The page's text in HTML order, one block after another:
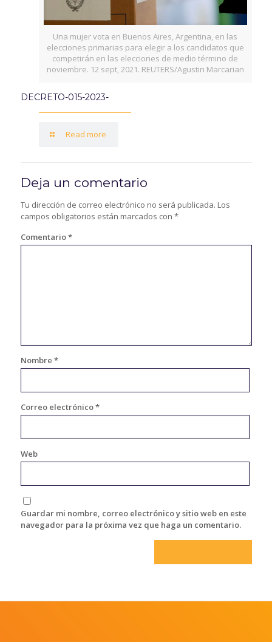
Una mujer vota en Buenos Aires, Argentina, en las
elecciones primarias para elegir a los candidatos que
competirán en las elecciones de medio término de
noviembre. 12 sept, 2021. REUTERS/Agustin Marcarian
DECRETO-015-2023-
Read more
Deja un comentario
Tu dirección de correo electrónico no será publicada. Los
campos obligatorios están marcados con *
Comentario*
Nombre *
Correo electrónico*
Web
Guardar mi nombre, correo electrónico y sitio web en este
navegador para la próxima vez que haga un comentario.